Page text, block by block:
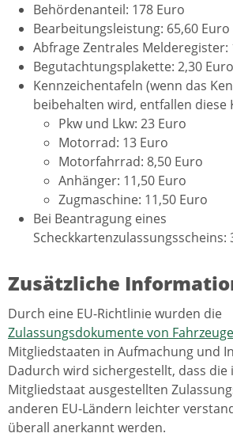
Behördenanteil: 178 Euro
Bearbeitungsleistung: 65,60 Euro
Abfrage Zentrales Melderegister:
Begutachtungsplakette: 2,30 Euro
Kennzeichentafeln (wenn das
beibehalten wird, entfallen diese
Pkw und Lkw: 23 Euro
Motorrad: 13 Euro
Motorfahrrad: 8,50 Euro
Anhänger: 11,50 Euro
Zugmaschine: 11,50 Euro
Bei Beantragung eines
Scheckkartenzulassungsscheins:
Zusätzliche
Durch eine EU-Richtlinie wurden die
Zulassungsdokumente von
Mitgliedstaaten in Aufmachung und
Dadurch wird sichergestellt, dass die
Mitgliedstaat ausgestellten
anderen EU-Ländern leichter
überall anerkannt werden.